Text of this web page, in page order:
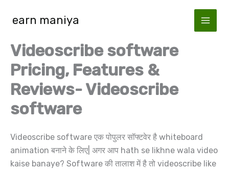
earn maniya
Videoscribe software
Pricing, Features &
Reviews- Videoscribe
software
Videoscribe software एक पोपुलर सॉफ्टवेर है whiteboard
animation बनाने के लिए| अगर आप hath se likhne wala video
kaise banaye? Software की तालाश में है तो videoscribe like